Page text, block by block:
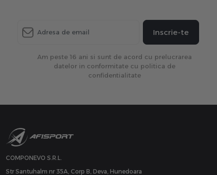
Inscrie-te
Am peste 16 ani si sunt de acord cu prelucrarea
datelor in conformitate cu politica de
confidentialitate
COMPONEVO S.R.L.
Str Santuhalm nr 35A, Corp B, Deva, Hunedoara